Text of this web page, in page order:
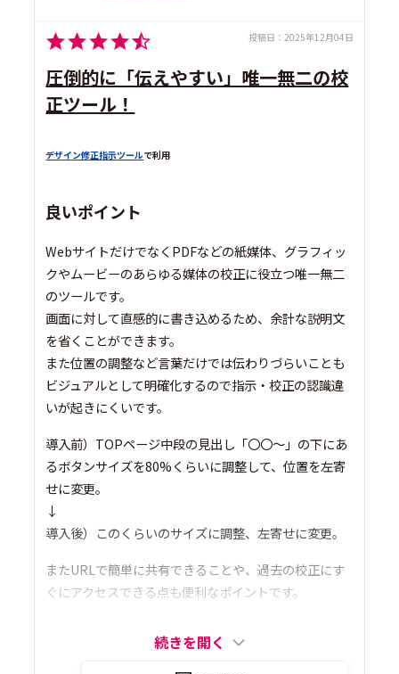
投稿日： 2025年12月04日
圧倒的に「伝えやすい」唯一無二の校
正ツール！
デザイン修正指示ツールで利用
良いポイント
WebサイトだけでなくPDFなどの紙媒体、グラフィッ
クやムービーのあらゆる媒体の校正に役立つ唯一無二
のツールです。
画面に対して直感的に書き込めるため、余計な説明文
を省くことができます。
また位置の調整など言葉だけでは伝わりづらいことも
ビジュアルとして明確化するので指示・校正の認識違
いが起きにくいです。
導入前）TOPページ中段の見出し「〇〇〜」の下にあ
るボタンサイズを80%くらいに調整して、位置を左寄
せに変更。
↓
導入後）このくらいのサイズに調整、左寄せに変更。
またURLで簡単に共有できることや、過去の校正にす
ぐにアクセスできる点も便利なポイントです。
続きを開く